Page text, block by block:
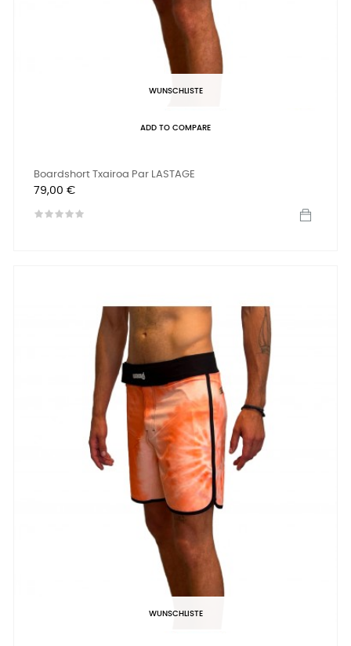
WUNSCHLISTE
ADD TO COMPARE
Boardshort Txairoa Par LASTAGE
Preis
79,00 €
WUNSCHLISTE